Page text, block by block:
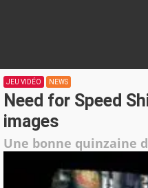
JEU VIDÉO NEWS
Need for Speed
images
Une bonne quinzaine